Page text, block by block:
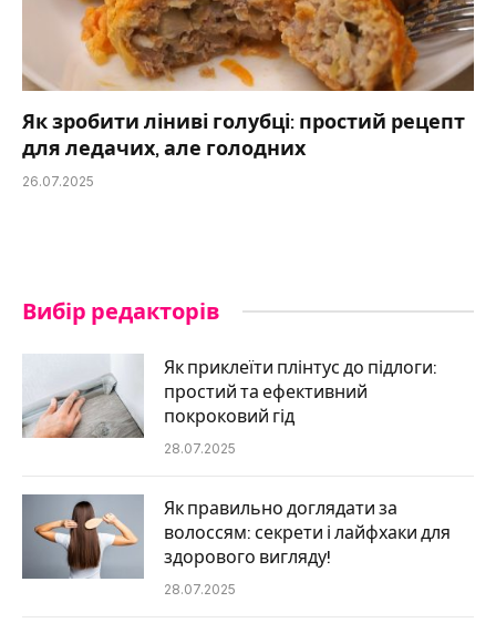
Як зробити ліниві голубці: простий рецепт
для ледачих, але голодних
26.07.2025
Вибір редакторів
Як приклеїти плінтус до підлоги:
простий та ефективний
покроковий гід
28.07.2025
Як правильно доглядати за
волоссям: секрети і лайфхаки для
здорового вигляду!
28.07.2025